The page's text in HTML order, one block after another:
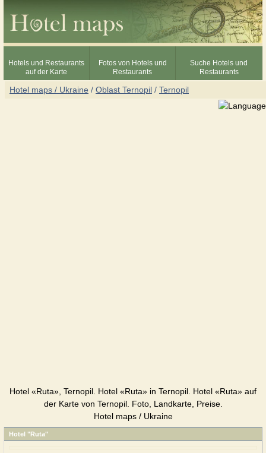
Hotels und Restaurants
auf der Karte
Fotos von Hotels und
Restaurants
Suche Hotels und
Restaurants
Hotel maps / Ukraine / Oblast Ternopil / Ternopil
Hotel «Ruta», Ternopil. Hotel «Ruta» in Ternopil. Hotel «Ruta» auf
der Karte von Ternopil. Foto, Landkarte, Preise.
Hotel maps / Ukraine
Hotel "Ruta"